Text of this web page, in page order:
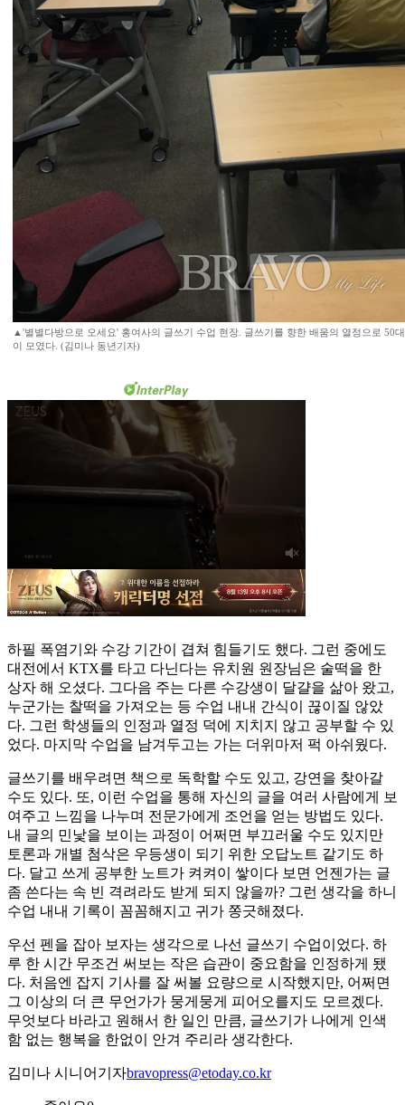
▲'별별다방으로 오세요' 홍여사의 글쓰기 수업 현장. 글쓰기를 향한 배움의 열정으로 50
이 모였다. (김미나 동년기자)
하필 폭염기와 수강 기간이 겹쳐 힘들기도 했다. 그런 중에도
대전에서 KTX를 타고 다닌다는 유치원 원장님은 술떡을 한
상자 해 오셨다. 그다음 주는 다른 수강생이 달걀을 삶아 왔고,
누군가는 찰떡을 가져오는 등 수업 내내 간식이 끊이질 않았
다. 그런 학생들의 인정과 열정 덕에 지치지 않고 공부할 수 있
었다. 마지막 수업을 남겨두고는 가는 더위마저 퍽 아쉬웠다.
글쓰기를 배우려면 책으로 독학할 수도 있고, 강연을 찾아갈
수도 있다. 또, 이런 수업을 통해 자신의 글을 여러 사람에게 보
여주고 느낌을 나누며 전문가에게 조언을 얻는 방법도 있다.
내 글의 민낯을 보이는 과정이 어쩌면 부끄러울 수도 있지만
토론과 개별 첨삭은 우등생이 되기 위한 오답노트 같기도 하
다. 달고 쓰게 공부한 노트가 켜켜이 쌓이다 보면 언젠가는 글
좀 쓴다는 속 빈 격려라도 받게 되지 않을까? 그런 생각을 하니
수업 내내 기록이 꼼꼼해지고 귀가 쫑긋해졌다.
우선 펜을 잡아 보자는 생각으로 나선 글쓰기 수업이었다. 하
루 한 시간 무조건 써보는 작은 습관이 중요함을 인정하게 됐
다. 처음엔 잡지 기사를 잘 써볼 요량으로 시작했지만, 어쩌면
그 이상의 더 큰 무언가가 뭉게뭉게 피어오를지도 모르겠다.
무엇보다 바라고 원해서 한 일인 만큼, 글쓰기가 나에게 인색
함 없는 행복을 한없이 안겨 주리라 생각한다.
김미나 시니어기자bravopress@etoday.co.kr